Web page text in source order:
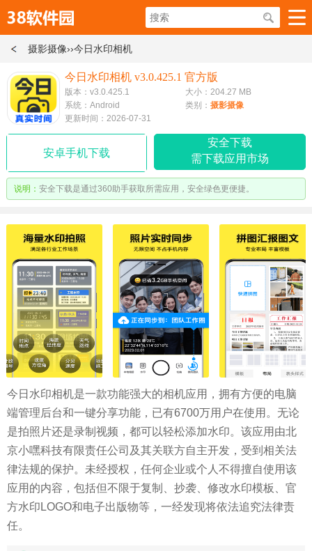
摄影摄像››今日水印相机
今日水印相机 v3.0.425.1 官方版
版本：v3.0.425.1
大小：204.27 MB
系统：Android
类别： 摄影摄像
更新时间：2026-07-31
安卓手机下载
安全下载
需下载应用市场
说明： 安全下载是通过360助手获取所需应用，安全绿色更便捷。
今日水印相机是一款功能强大的相机应用，拥有方便的电脑
端管理后台和一键分享功能，已有6700万用户在使用。无论
是拍照片还是录制视频，都可以轻松添加水印。该应用由北
京小嘿科技有限责任公司及其关联方自主开发，受到相关法
律法规的保护。未经授权，任何企业或个人不得擅自使用该
应用的内容，包括但不限于复制、抄袭、修改水印模板、官
方水印LOGO和电子出版物等，一经发现将依法追究法律责
任。